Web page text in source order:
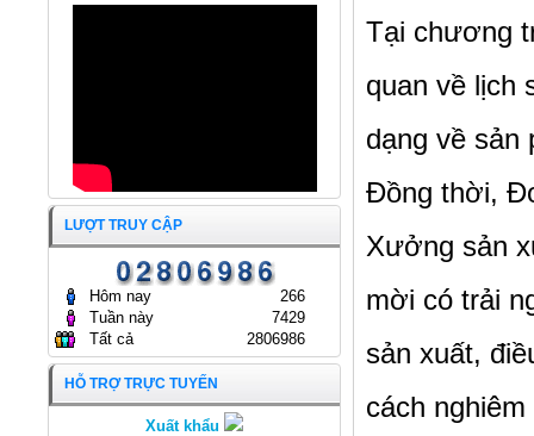
Tại chương
quan về lịch
dạng về sản
Đồng thời,
Xưởng sản
mời có trải
sản xuất,
cách
LƯỢT TRUY CẬP
Hôm nay
266
Tuần này
7429
Tất cả
2806986
HỖ TRỢ TRỰC TUYẾN
Xuất khẩu